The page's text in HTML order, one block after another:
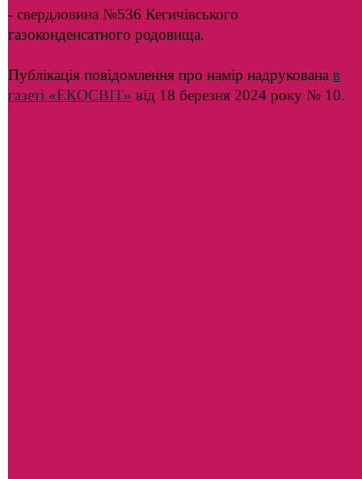
- свердловина №536 Кегичівського
газоконденсатного родовища.
Публікація повідомлення про намір надрукована в
газеті «ЕКОСВІТ» від 18 березня 2024 року № 10.